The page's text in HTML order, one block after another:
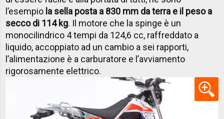
l’esempio la sella posta a 830 mm da terra e il peso a
secco di 114 kg. Il motore che la spinge è un
monocilindrico 4 tempi da 124,6 cc, raffreddato a
liquido, accoppiato ad un cambio a sei rapporti,
l’alimentazione è a carburatore e l’avviamento
rigorosamente elettrico.